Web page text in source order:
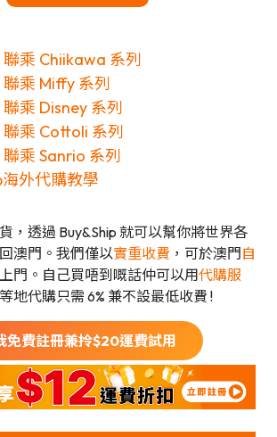
乘 Chiikawa 系列
乘 Miffy 系列
乘 Disney 系列
乘 Cottoli 系列
乘 Sanrio 系列
外代購教學
，透過 Buy&Ship 就可以幫你將世界各
澳門。我們僅以實重收費 ，可於澳門自
門。自己買唔到嘅話仲可以用代購服
地代購只需 6% 兼不設最低收費 !
免費註冊兼拎$20運費試用